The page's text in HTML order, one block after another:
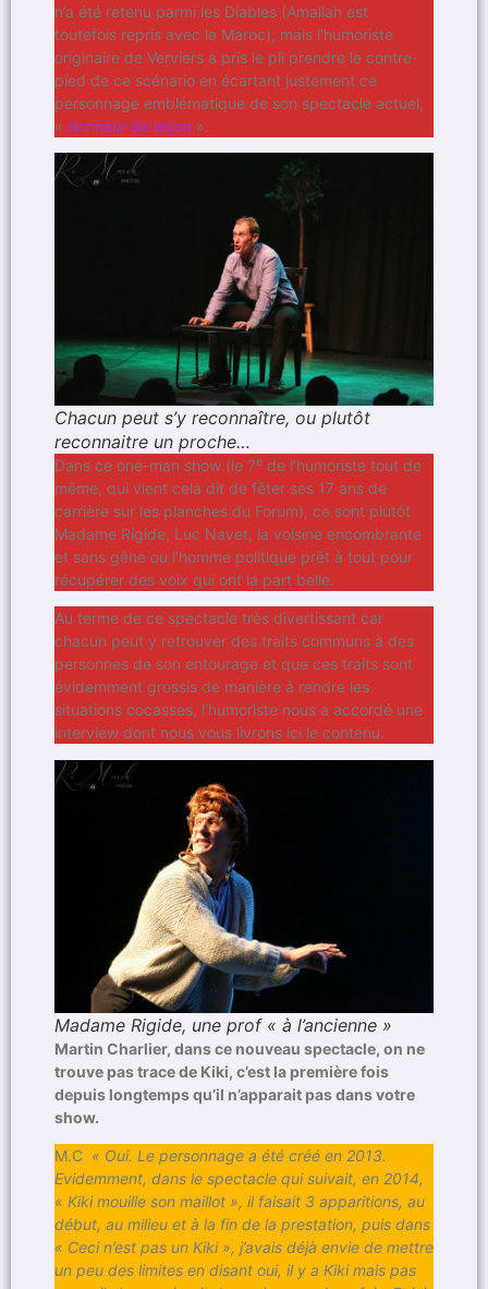
n’a été retenu parmi les Diables (Amallah est
toutefois repris avec le Maroc), mais l’humoriste
originaire de Verviers a pris le pli prendre le contre-
pied de ce scénario en écartant justement ce
personnage emblématique de son spectacle actuel,
« donneur de leçon ».
Chacun peut s’y reconnaître, ou plutôt
reconnaitre un proche…
Dans ce one-man show (le 7e de l’humoriste tout de
même, qui vient cela dit de fêter ses 17 ans de
carrière sur les planches du Forum), ce sont plutôt
Madame Rigide, Luc Navet, la voisine encombrante
et sans gêne ou l’homme politique prêt à tout pour
récupérer des voix qui ont la part belle.
Au terme de ce spectacle très divertissant car
chacun peut y retrouver des traits communs à des
personnes de son entourage et que ces traits sont
évidemment grossis de manière à rendre les
situations cocasses, l’humoriste nous a accordé une
interview dont nous vous livrons ici le contenu.
Madame Rigide, une prof « à l’ancienne »
Martin Charlier, dans ce nouveau spectacle, on ne
trouve pas trace de Kiki, c’est la première fois
depuis longtemps qu’il n’apparait pas dans votre
show.
M.C « Oui. Le personnage a été créé en 2013.
Evidemment, dans le spectacle qui suivait, en 2014,
« Kiki mouille son maillot », il faisait 3 apparitions, au
début, au milieu et à la fin de la prestation, puis dans
« Ceci n’est pas un Kiki », j’avais déjà envie de mettre
un peu des limites en disant oui, il y a Kiki mais pas